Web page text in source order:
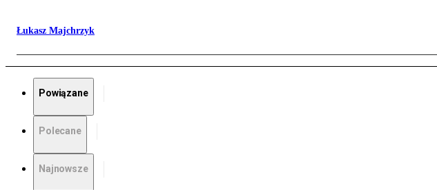
Łukasz Majchrzyk
Powiązane
Polecane
Najnowsze